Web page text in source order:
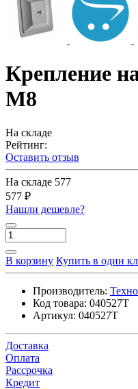
Крепление
М8
На складе
Рейтинг:
Оставить отзыв
На складе 577
577 ₽
Нашли дешевле?
В корзину Купить в один
Производитель:
Код товара: 040527T
Артикул: 040527T
Доставка
Оплата
Рассрочка
Кредит